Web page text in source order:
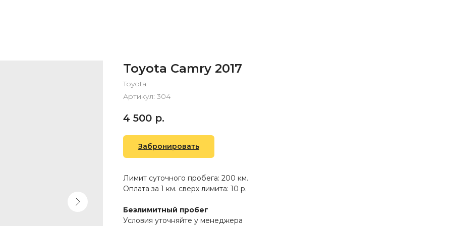
Toyota Camry 2017
Toyota
Артикул: 304
4 500 р.
Забронировать
Лимит суточного пробега: 200 км.
Оплата за 1 км. сверх лимита: 10 р.
Безлимитный пробег
Условия уточняйте у менеджера